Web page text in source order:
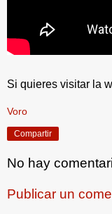
Si quieres visitar la
Voro
Compartir
No hay
Publicar un